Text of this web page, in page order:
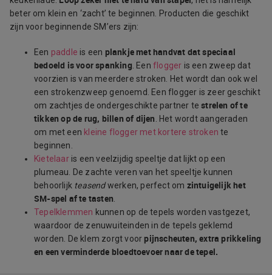
beter om klein en ‘zacht’ te beginnen. Producten die geschikt
zijn voor beginnende SM’ers zijn:
Een paddle is een plankje met handvat dat speciaal
bedoeld is voor spanking . Eenflogger is een zweep dat
voorzien is van meerdere stroken. Het wordt dan ook wel
een strokenzweep genoemd. Een flogger is zeer geschikt
om zachtjes de ondergeschikte partner testrelen of te
tikken op de rug, billen of dijen
. Het wordt aangeraden
om met een kleine flogger met kortere stroken te
beginnen.
Kietelaaris een veelzijdig speeltje dat lijkt op een
plumeau. De zachte veren van het speeltje kunnen
behoorlijk teasendwerken, perfect om zintuigelijk het
SM-spel af te tasten
Tepelklemmen kunnen op de tepels worden vastgezet,
waardoor de zenuwuiteinden in de tepels geklemd
worden. De klem zorgt voorpijnscheuten, extra prikkeling
en een verminderde bloedtoevoer naar de tepel.